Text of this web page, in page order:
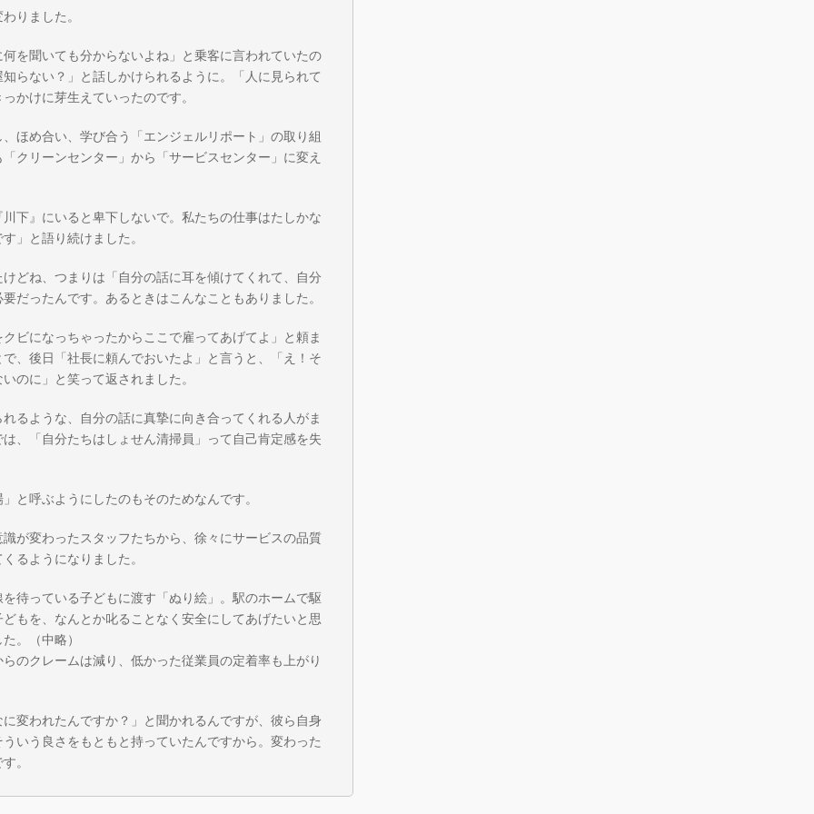
りました。
を聞いても分からないよね」と乗客に言われていたの
らない？」と話しかけられるように。「人に見られて
かけに芽生えていったのです。
ほめ合い、学び合う「エンジェルリポート」の取り組
クリーンセンター」から「サービスセンター」に変え
下』にいると卑下しないで。私たちの仕事はたしかな
」と語り続けました。
どね、つまりは「自分の話に耳を傾けてくれて、自分
だったんです。あるときはこんなこともありました。
ビになっちゃったからここで雇ってあげてよ」と頼ま
、後日「社長に頼んでおいたよ」と言うと、「え！そ
のに」と笑って返されました。
るような、自分の話に真摯に向き合ってくれる人がま
、「自分たちはしょせん清掃員」って自己肯定感を失
と呼ぶようにしたのもそのためなんです。
が変わったスタッフたちから、徐々にサービスの品質
るようになりました。
待っている子どもに渡す「ぬり絵」。駅のホームで駆
もを、なんとか叱ることなく安全にしてあげたいと思
。（中略）
のクレームは減り、低かった従業員の定着率も上がり
変われたんですか？」と聞かれるんですが、彼ら自身
いう良さをもともと持っていたんですから。変わった
。